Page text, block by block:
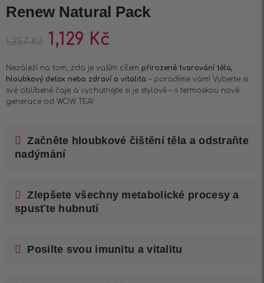
základě
hodnocení
Renew Natural Pack
1,257Kč 1,129 Kč
Nezáleží na tom, zda je vaším cílem přirozené tvarování těla,
hloubkový detox nebo zdraví a vitalita – poradíme vám! Vyberte si
své oblíbené čaje a vychutnejte si je stylově – s termoskou nové
generace od WOW TEA!
Začněte hloubkové čištění těla a odstraňte
nadýmání
Zlepšete všechny metabolické procesy a
spusťte hubnutí
Posilte svou imunitu a vitalitu